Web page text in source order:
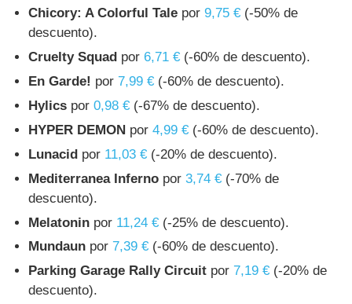
Chicory: A Colorful Tale por9,75 € (-50% de
descuento).
Cruelty Squad por6,71 € (-60% de descuento).
En Garde! por7,99 € (-60% de descuento).
Hylics por0,98 € (-67% de descuento).
HYPER DEMON por4,99 € (-60% de descuento).
Lunacid por 11,03 € (-20% de descuento).
Mediterranea Inferno por3,74 € (-70% de
descuento).
Melatonin por 11,24 € (-25% de descuento).
Mundaun por7,39 € (-60% de descuento).
Parking Garage Rally Circuit por7,19 € (-20% de
descuento).